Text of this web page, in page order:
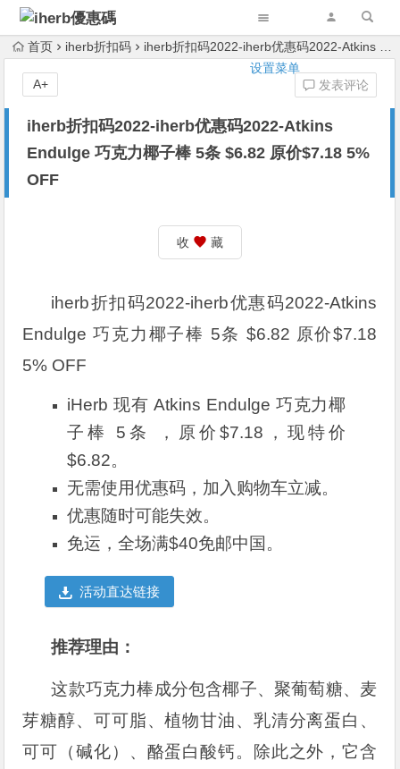
设置菜单
首页 iherb折扣码 iherb折扣码2022-iherb优惠码2022-Atkins Endulge 巧克力椰子棒 5条 $6.82 原价$7.18 5% OFF
iherb折扣码2022-iherb优惠码2022-Atkins
Endulge 巧克力椰子棒 5条 $6.82 原价$7.18 5%
OFF
发表评论
A+
收 藏
iherb折扣码2022-iherb优惠码2022-Atkins
Endulge 巧克力椰子棒 5条 $6.82 原价$7.18
5% OFF
iHerb 现有 Atkins Endulge 巧克力椰
子棒 5条 ，原价$7.18，现特价
$6.82。
无需使用优惠码，加入购物车立减。
优惠随时可能失效。
免运，全场满$40免邮中国。
活动直达链接
推荐理由：
这款巧克力棒成分包含椰子、聚葡萄糖、麦
芽糖醇、可可脂、植物甘油、乳清分离蛋白、
可可（碱化）、酪蛋白酸钙。除此之外，它含